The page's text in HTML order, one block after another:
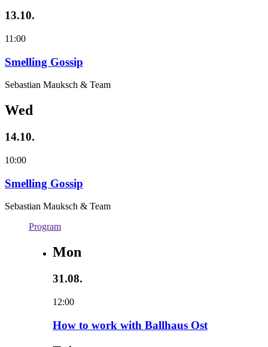
13.10.
11:00
Smelling Gossip
Sebastian Mauksch & Team
Wed
14.10.
10:00
Smelling Gossip
Sebastian Mauksch & Team
Program
Mon
31.08.
12:00
How to work with Ballhaus Ost